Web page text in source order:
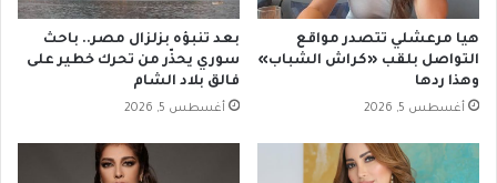
هيا مرعشلي تتصدر مواقع
التواصل بلقب «كراش الشباب»
وهذا ردها
أغسطس 5, 2026
بعد تنبؤه بزلزال مصر.. باحث
سوري يحذّر من تحرك خطير على
فالق بلاد الشام
أغسطس 5, 2026